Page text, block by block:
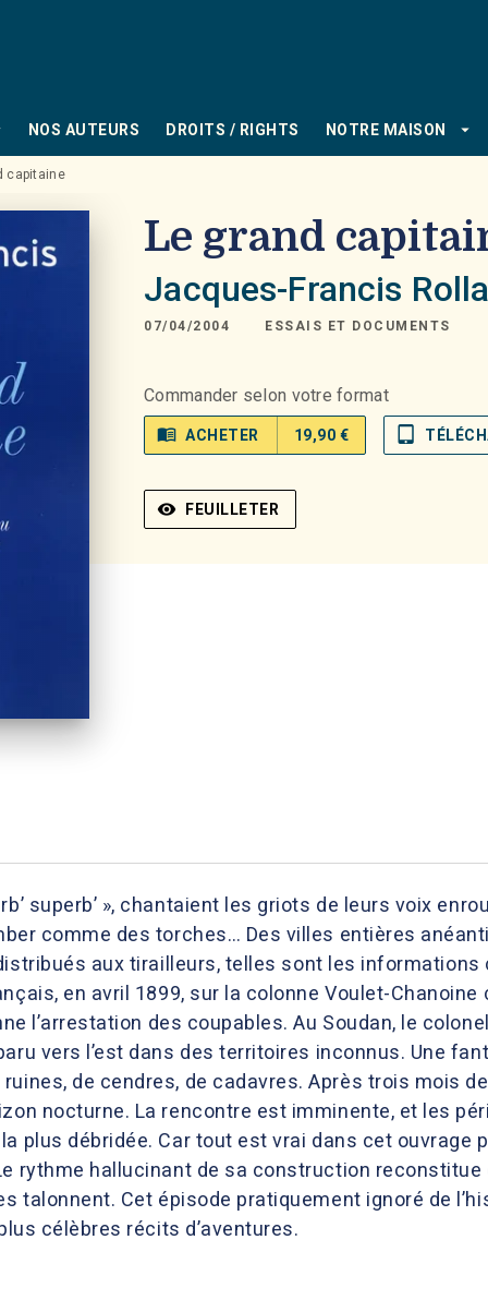
NOS AUTEURS DROITS / RIGHTS NOTRE MAISON arrow_drop_down
capitaine
Le grand
Jacques-Francis
07/04/2004 ESSAIS ET DOCUMENTS
Commander selon votre format
menu_book ACHETER 19,90 € tablet_mac
visibility FEUILLETER
superb’ », chantaient les griots de leurs voix
comme des torches… Des villes entières
aux tirailleurs, telles sont les
en avril 1899, sur la colonne Voulet-Chanoine
l’arrestation des coupables. Au Soudan, le
vers l’est dans des territoires inconnus. Une
de cendres, de cadavres. Après trois mois
nocturne. La rencontre est imminente, et les
plus débridée. Car tout est vrai dans cet ouvrage
rythme hallucinant de sa construction
talonnent. Cet épisode pratiquement ignoré de
célèbres récits d’aventures.